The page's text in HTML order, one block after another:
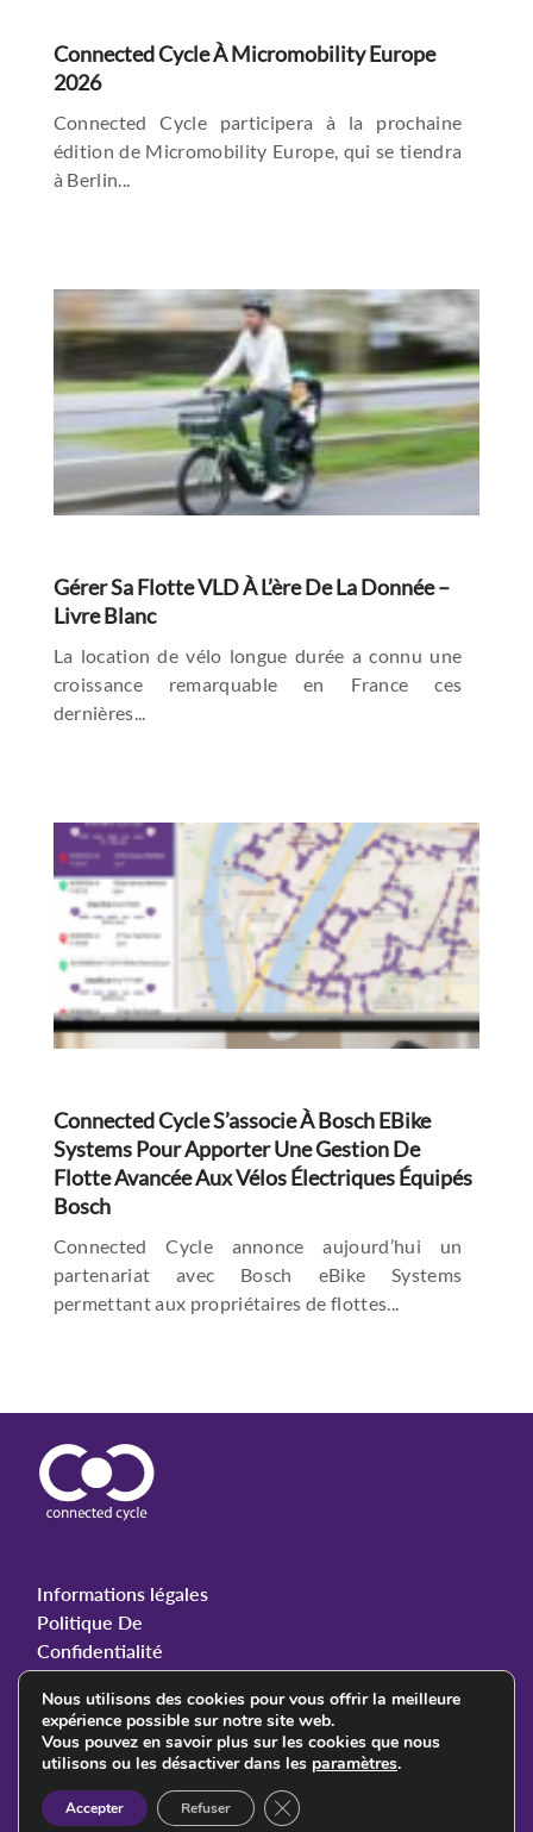
Connected Cycle À Micromobility Europe
2026
Connected Cycle participera à la prochaine
édition de Micromobility Europe, qui se tiendra
à Berlin...
Gérer Sa Flotte VLD À L’ère De La Donnée –
Livre Blanc
La location de vélo longue durée a connu une
croissance remarquable en France ces
dernières...
Connected Cycle S’associe À Bosch EBike
Systems Pour Apporter Une Gestion De
Flotte Avancée Aux Vélos Électriques Équipés
Bosch
Connected Cycle annonce aujourd’hui un
partenariat avec Bosch eBike Systems
permettant aux propriétaires de flottes...
Informations légales
Politique De
Confidentialité
© 2023 Connected Cycle. All rights reserved.
Follow Us:
Nous utilisons des cookies pour vous offrir la meilleure
expérience possible sur notre site web.
Vous pouvez en savoir plus sur les cookies que nous
utilisons ou les désactiver dans les paramètres.
Accepter Refuser Close GDPR Cookie Banner